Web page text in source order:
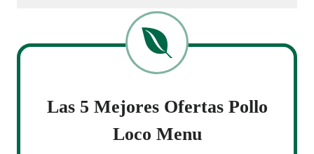
Las 5 Mejores Ofertas Pollo
Loco Menu